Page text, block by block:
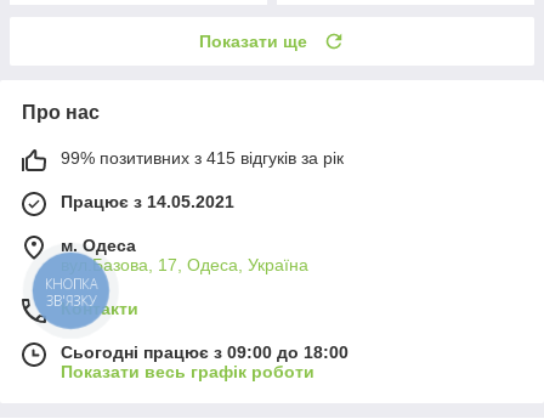
Показати ще
Про нас
99% позитивних з 415 відгуків за рік
Працює з 14.05.2021
м. Одеса
вул.Базова, 17, Одеса, Україна
Контакти
Сьогодні працює з 09:00 до 18:00
Показати весь графік роботи
КНОПКА
ЗВ'ЯЗКУ